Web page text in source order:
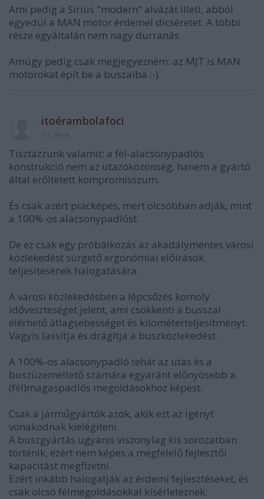
Ami pedig a Sirius "modern" alvázát illeti, abból
egyedül a MAN motor érdemel dícséretet. A többi
része egyáltalán nem nagy durranás.
Amúgy pedig csak megjegyezném: az MJT is MAN
motorokat épít be a buszaiba :-)
itoérambolafoci
Tisztázzunk valamit: a fél-alacsonypadlós
konstrukció nem az utazóközönség, hanem a gyártó
által erőltetett kompromisszum.
És csak azért piacképes, mert olcsóbban adják, mint
a 100%-os alacsonypadlóst.
De ez csak egy próbálkozás az akadálymentes városi
közlekedést sürgető ergonómiai előírások
teljesítésének halogatására.
A városi közlekedésben a lépcsőzés komoly
időveszteséget jelent, ami csökkenti a busszal
elérhető átlagsebességet és kilométerteljesítményt.
Vagyis lassítja és drágítja a buszközlekedést.
A 100%-os alacsonypadló tehát az utas és a
buszüzemeltető számára egyaránt előnyösebb a
(fél)magaspadlós megoldásokhoz képest.
Csak a járműgyártók azok, akik ezt az igényt
vonakodnak kielégíteni.
A buszgyártás ugyanis viszonylag kis sorozatban
történik, ezért nem képes a megfelelő fejlesztői
kapacitást megfizetni.
Ezért inkább halogatják az érdemi fejlesztéseket, és
csak olcsó félmegoldásokkal kísérleteznek.